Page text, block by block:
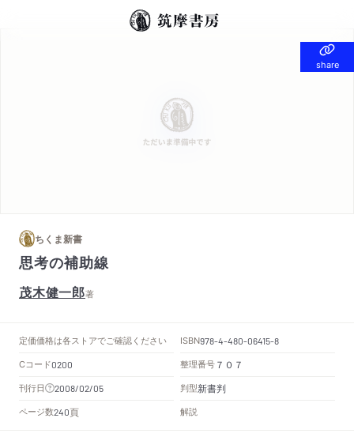
share
share
ちくま新書
思考の補助線
茂木健一郎著
定価価格は各ストアでご確認ください ISBN978-4-480-06415-8
Cコード0200 整理番号 ７０７
刊行日 2008/02/05 判型新書判
ページ数240頁 解説